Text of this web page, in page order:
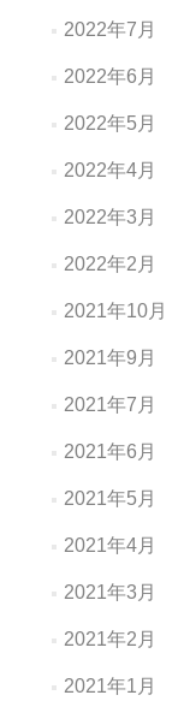
2022年7月
2022年6月
2022年5月
2022年4月
2022年3月
2022年2月
2021年10月
2021年9月
2021年7月
2021年6月
2021年5月
2021年4月
2021年3月
2021年2月
2021年1月